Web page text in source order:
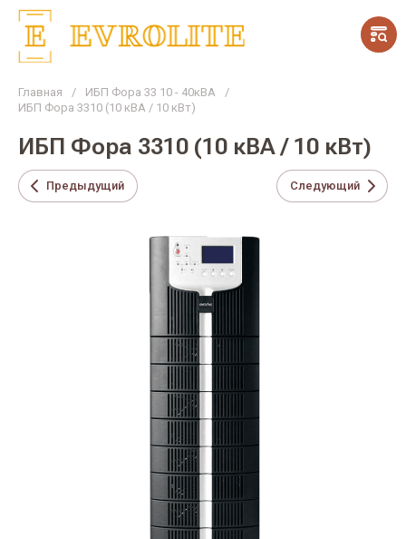
Главная / ИБП Фора 33 10 - 40кВА
/
ИБП Фора 3310 (10 кВА / 10 кВт)
ИБП Фора 3310 (10 кВА / 10 кВт)
Предыдущий Следующий